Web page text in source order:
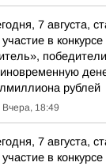
7 августа,
участие в
рублей
Вчера, 18:49
7 августа,
участие в